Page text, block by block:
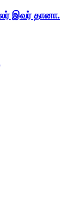
இவர் தானா.